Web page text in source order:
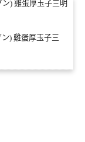
ン) 雞蛋厚玉子三